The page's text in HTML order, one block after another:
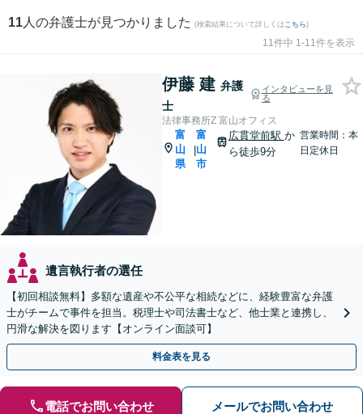
11 人の弁護士が見つかりました (検索結果について詳しくは こちら)
11件中 1-11件を表示
伊藤 建 弁護
士
インタビューを見
る
法律事務所Z 富山オフィス
富
山
県
|
富
山
市
広貫堂前駅 か
ら徒歩9分
営業時間：本
日定休日
遺言執行者の選任
【初回相談無料】多額な遺産や不公平な相続などに、経験豊富な弁護
士がチームで事件を担当。税理士や司法書士など、他士業と連携し、
円滑な解決を図ります【オンライン面談可】
料金表を見る
電話でお問い合わせ メールでお問い合わせ